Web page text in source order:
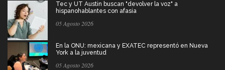
Tec y UT Austin buscan "devolver la voz" a
hispanohablantes con afasia
05 Agosto 2026
En la ONU: mexicana y EXATEC representó en Nueva
York a la juventud
05 Agosto 2026